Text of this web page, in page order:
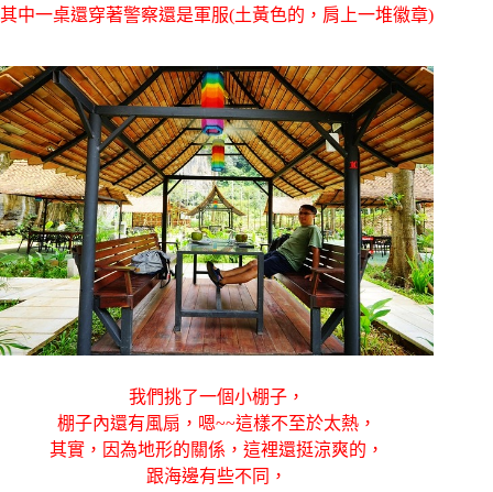
其中一桌還穿著警察還是軍服(土黃色的，肩上一堆徽章)
我們挑了一個小棚子，
棚子內還有風扇，嗯~~這樣不至於太熱，
其實，因為地形的關係，這裡還挺涼爽的，
跟海邊有些不同，